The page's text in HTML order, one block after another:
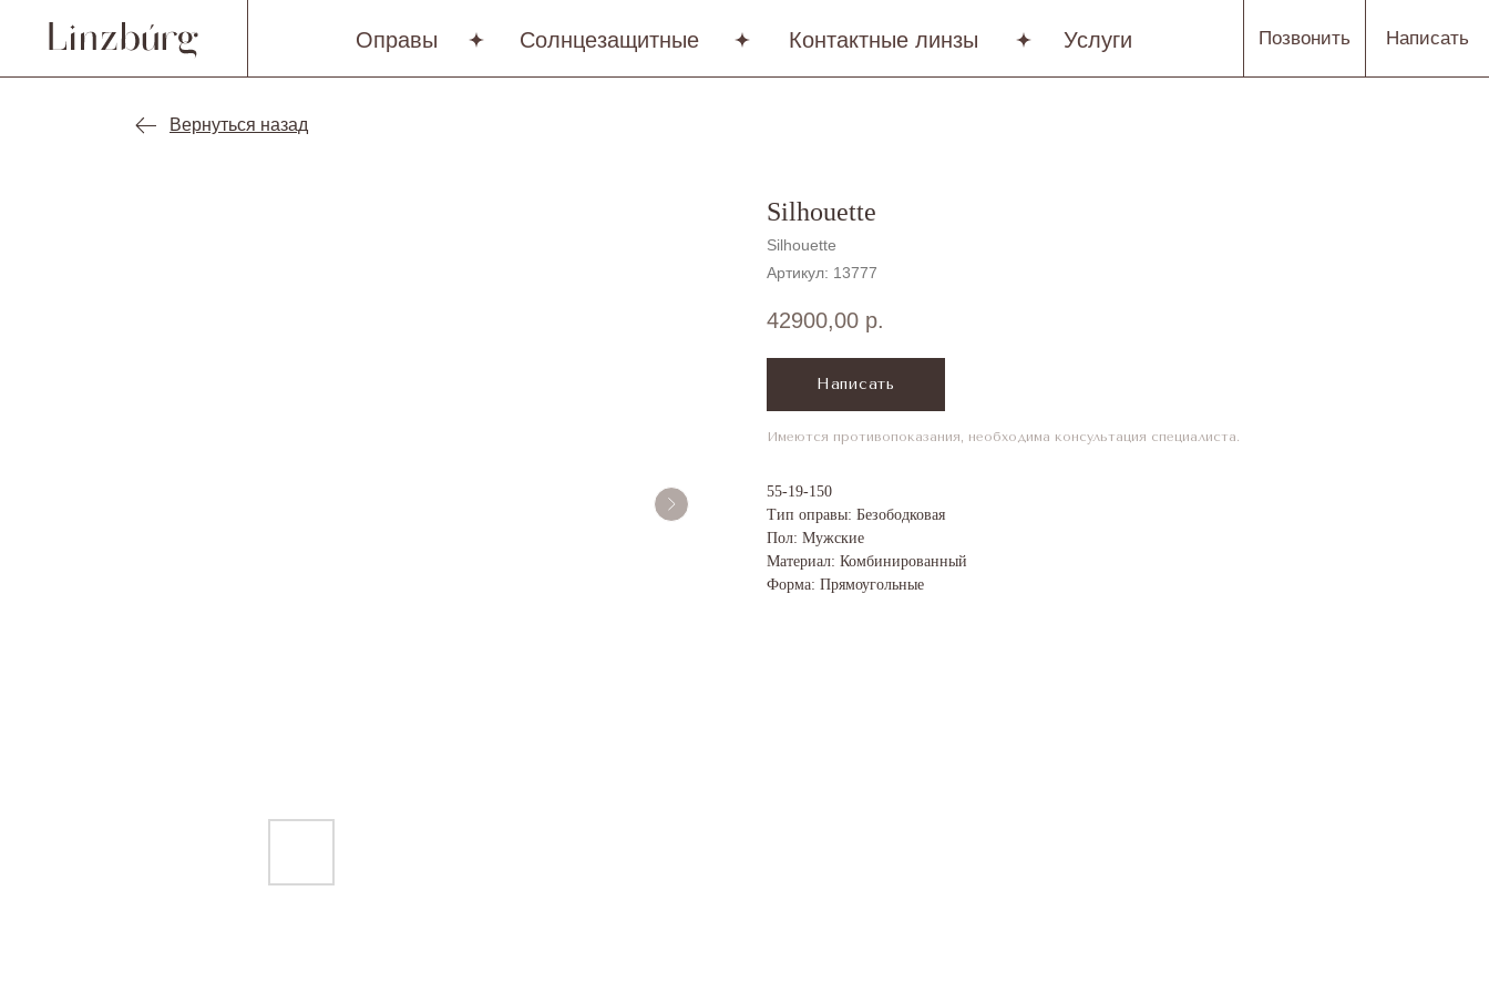
Солнцезащитные Услуги
Оправы Написать
Позвонить
Контактные линзы
Вернуться назад
Silhouette
Silhouette
Артикул: 13777
42900,00 р.
Написать
Имеются противопоказания, необходима консультация специалиста.
55-19-150
Тип оправы: Безободковая
Пол: Мужские
Материал: Комбинированный
Форма: Прямоугольные